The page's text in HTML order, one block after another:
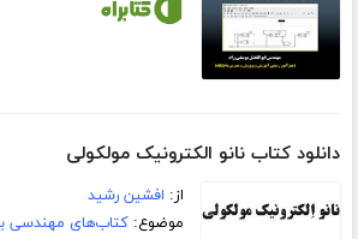
دانلود کتاب نانو الکترونیک مولکولی
از: افشین رشید
موضوع:کتاب‌های مهندسی